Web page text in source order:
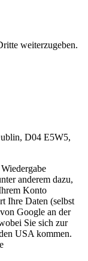
weiterzugeben.
D04 E5W5,
anderem dazu,
Konto
Ihre Daten (selbst
Google an der
Sie sich zur
USA kommen.